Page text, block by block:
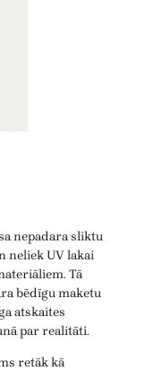
nepadara sliktu
neliek UV lakai
Tā
bēdīgu maketu
atskaites
par realitāti.
retāk kā